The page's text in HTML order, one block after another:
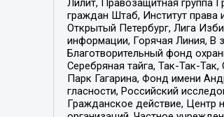
Лилит, Правозащитная группа
граждан Штаб, Институт
Открытый Петербург, Лига
информации, Горячая Линия, В
Благотворительный фонд
Серебряная тайга, Так-Так-
Парк Гагарина, Фонд имени
гласности, Российский
Гражданское действие,